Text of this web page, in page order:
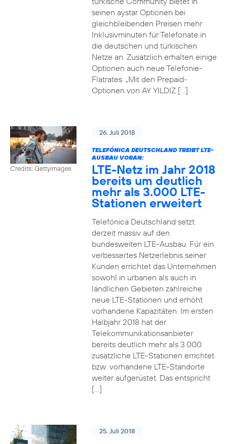
seinen aystar Optionen bei
gleichbleibenden Preisen mehr
Inklusivminuten für Telefonate in
die deutschen und türkischen
Netze an. Zusätzlich erhalten einige
Optionen auch neue Telefonie-
Flatrates. „Mit den Prepaid-
Optionen von AY YILDIZ […]
Credits: Gettyimages
26. Juli 2018
TELEFÓNICA DEUTSCHLAND TREIBT LTE-
AUSBAU VORAN:
LTE-Netz im Jahr 2018
bereits um deutlich
mehr als 3.000 LTE-
Stationen erweitert
Telefónica Deutschland setzt
derzeit massiv auf den
bundesweiten LTE-Ausbau. Für ein
verbessertes Netzerlebnis seiner
Kunden errichtet das Unternehmen
sowohl in urbanen als auch in
ländlichen Gebieten zahlreiche
neue LTE-Stationen und erhöht
vorhandene Kapazitäten. Im ersten
Halbjahr 2018 hat der
Telekommunikationsanbieter
bereits deutlich mehr als 3.000
zusätzliche LTE-Stationen errichtet
bzw. vorhandene LTE-Standorte
weiter aufgerüstet. Das entspricht
[…]
25. Juli 2018